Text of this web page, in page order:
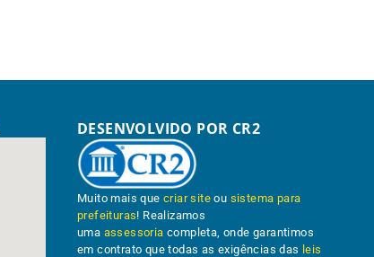
DESENVOLVIDO POR CR2
Muito mais quecriar site ou sistema para
prefeituras! Realizamos
uma assessoria completa, onde garantimos
em contrato que todas as exigências das leis